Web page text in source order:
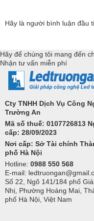
Hãy là người bình luận đầu
Hãy để chúng tôi mang đến
Nhận tư vấn miễn phí
Cty TNHH Dịch Vụ Công
Trường An
Mã số thuế: 0107726813
cấp: 28/09/2023
Nơi cấp: Sở Tài chính
phố Hà Nội
Hotline: 0988 550 568
E-mail:
Số 22, Ngõ 141/184 phố
Nhị, Phường Hoàng Mai,
phố Hà Nội, Việt Nam